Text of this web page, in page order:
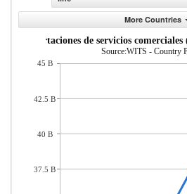
More Countries
Exportaciones de servicios comerciales
Source:WITS - Country
45 B
42.5 B
40 B
37.5 B